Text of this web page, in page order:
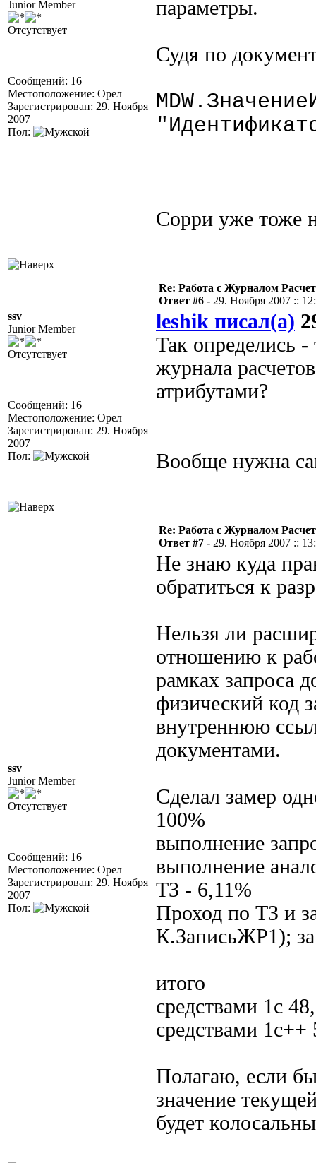
Junior Member
Отсутствует
Сообщений: 16
Местоположение: Орел
Зарегистрирован: 29. Ноября
2007
Пол:
параметры.
Судя по
Сорри уже тоже
ssv
Junior Member
Отсутствует
Сообщений: 16
Местоположение: Орел
Зарегистрирован: 29. Ноября
2007
Пол:
Re: Работа с Журналом
Ответ #6 - 29. Ноября 2007 ::
leshik писал(а)
Так определись -
журнала
атрибутами?
Вообще нужна
ssv
Junior Member
Отсутствует
Сообщений: 16
Местоположение: Орел
Зарегистрирован: 29. Ноября
2007
Пол:
Re: Работа с Журналом
Ответ #7 - 29. Ноября 2007 ::
Не знаю куда
обратиться к
Нельзя ли
отношению к
рамках запроса
физический код
внутреннюю
документами.
Сделал замер
100%
выполнение
выполнение
ТЗ - 6,11%
Проход по ТЗ и
К.ЗаписьЖР1);
итого
средствами 1с
средствами 1с++
Полагаю, если
значение
будет